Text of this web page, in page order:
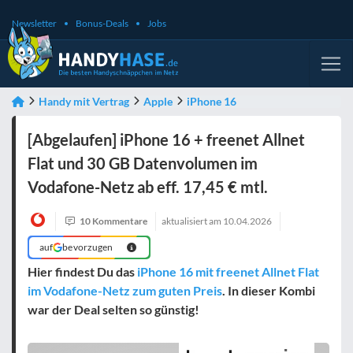
Newsletter Bonus-Deals Jobs
Handy mit Vertrag Apple iPhone 16
[Abgelaufen] iPhone 16 + freenet Allnet
Flat und 30 GB Datenvolumen im
Vodafone-Netz ab eff. 17,45 € mtl.
10 Kommentare aktualisiert am 10.04.2026
auf bevorzugen
Hier findest Du das iPhone 16 mit freenet Allnet Flat
im Vodafone-Netz zum guten Preis. In dieser Kombi
war der Deal selten so günstig!